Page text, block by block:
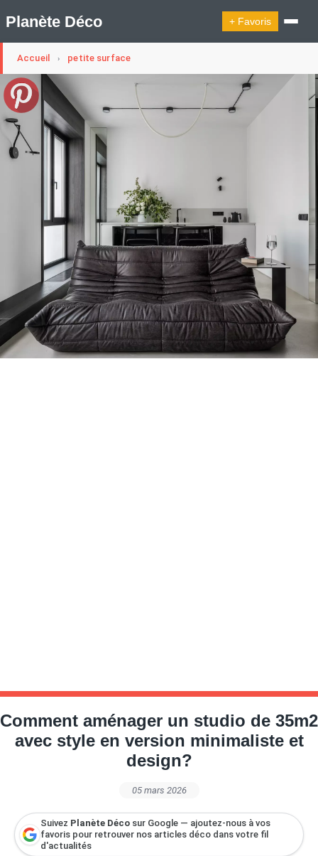
Planète Déco + Favoris
🛍︎ Shop Planète Déco ℹ︎ À propos
Appartement Design
Design Suédois En Quelques Photos
Idées Déco En 10 Photos
La Semaine Décoration Et Design
Méli-Mélo Suédois
Tendance
Interieurs Scandinaves
La Décoration Selon Votre Signe Astrologique
Les Trouvailles Déco Du Jour
Loft
Maison Appartement Écologique
Maison Container/container House
Maison D'hôtes
Maison Et Appartement Vintage
On Décode La Déco
Petite Surface
Piscine Question De Style
Renovation
Revue De Week End
Tiny House
Accueil › petite surface
Comment aménager un studio de 35m2
avec style en version minimaliste et
design?
05 mars 2026
Suivez Planète Déco sur Google — ajoutez-nous à vos
favoris pour retrouver nos articles déco dans votre fil
d'actualités